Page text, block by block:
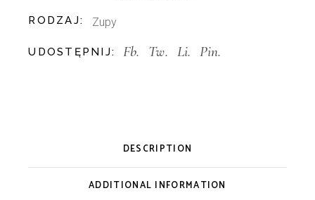
RODZAJ: Zupy
UDOSTĘPNIJ: Fb. Tw. Li. Pin.
DESCRIPTION
ADDITIONAL INFORMATION